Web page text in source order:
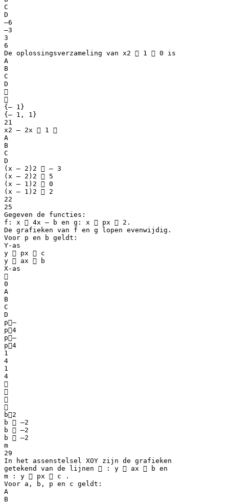
C
D
–6
–3
3
6
De oplossingsverzameling van x2  1  0 is
A
B
C
D


{– 1}
{– 1, 1}
21
x2 – 2x  1 
A
B
C
D
(x – 2)2  – 3
(x – 2)2  5
(x – 1)2  0
(x – 1)2  2
22
25
Gegeven de functies:
f: x  4x – b en g: x  px  2.
De grafieken van f en g lopen evenwijdig.
Voor p en b geldt:
Y-as
y  px  c
y  ax  b
X-as

0
A
B
C
D
p–
p4
p–
p4
1
4
1
4




b2
b  –2
b  –2
b  –2
m
29
In het assenstelsel XOY zijn de grafieken
getekend van de lijnen  : y  ax  b en
m : y  px  c .
Voor a, b, p en c geldt:
A
B